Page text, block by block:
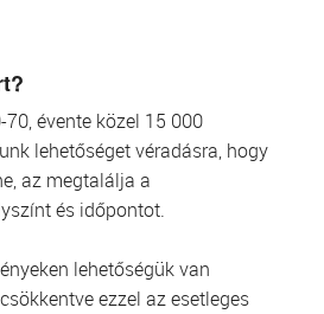
évente közel 15 000
lehetőséget véradásra, hogy
az megtalálja a
és időpontot.
lehetőségük van
ezzel az esetleges